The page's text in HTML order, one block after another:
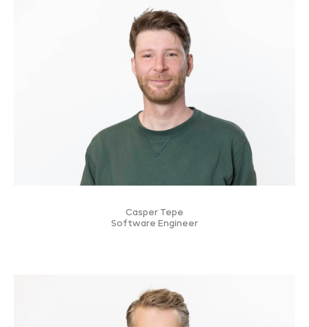
Casper Tepe
Software Engineer